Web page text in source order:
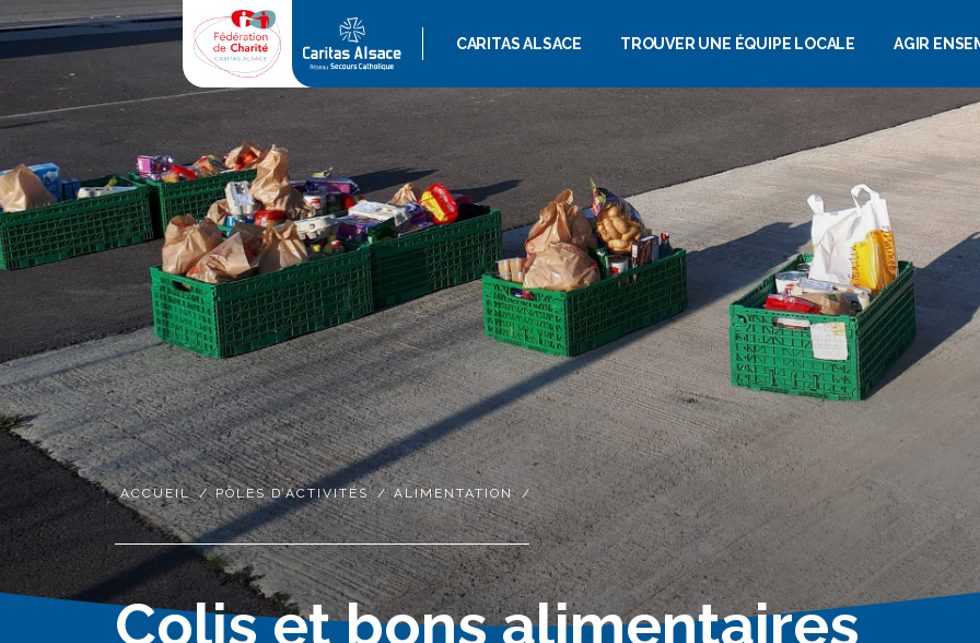
CARITAS ALSACE
ACTUALITÉS
AGENDA
GALERIE PHOTOS
ALIMENTATION
SOLIDARITÉS
FAMILIALES
CARCÉRAL
SOLIDARITÉ
INTERNATIONALE
JEUNES, ÉVEIL À LA
SOLIDARITÉ
DÉVELOPPEMENT DES
COMPÉTENCES ET
INSERTION
SPIRITUALITÉ
ENGAGEMENT
ÉVÈNEMENTS
ÉQUIPES
VIDÉOS
PODCASTS
REVUE DE PRESSE
L’ESSENTIEL 2025
RAPPORT D’ACTIVITÉ
TROUVER UNE ÉQUIPE LOCALE AGIR
DEVENIR
DEVENIR
LEGS,
REJOINDRE
COMME
STAGIAIRE…
ACCUEIL / PÔLES D’ACTIVITÉS / ALIMENTATION /
Colis et bons alimentaires